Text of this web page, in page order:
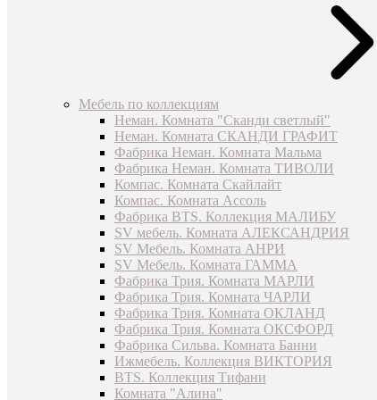
Мебель по коллекциям
Неман. Комната "Сканди светлый"
Неман. Комната СКАНДИ ГРАФИТ
Фабрика Неман. Комната Мальма
Фабрика Неман. Комната ТИВОЛИ
Компас. Комната Скайлайт
Компас. Комната Ассоль
Фабрика BTS. Коллекция МАЛИБУ
SV мебель. Комната АЛЕКСАНДРИЯ
SV Мебель. Комната АНРИ
SV Мебель. Комната ГАММА
Фабрика Трия. Комната МАРЛИ
Фабрика Трия. Комната ЧАРЛИ
Фабрика Трия. Комната ОКЛАНД
Фабрика Трия. Комната ОКСФОРД
Фабрика Сильва. Комната Банни
Ижмебель. Коллекция ВИКТОРИЯ
BTS. Коллекция Тифани
Комната "Алина"